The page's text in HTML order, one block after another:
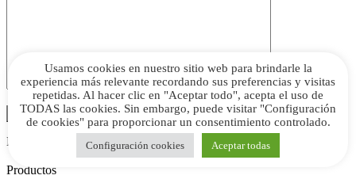
Envío de productos
Productos
Usamos cookies en nuestro sitio web para brindarle la
experiencia más relevante recordando sus preferencias y visitas
repetidas. Al hacer clic en "Aceptar todo", acepta el uso de
TODAS las cookies. Sin embargo, puede visitar "Configuración
de cookies" para proporcionar un consentimiento controlado.
Configuración cookies Aceptar todas